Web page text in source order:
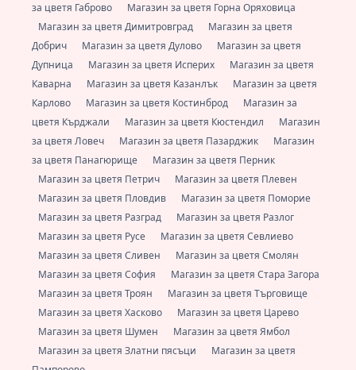
за цветя Габрово
Магазин за цветя Горна Оряховица
Магазин за цветя Димитровград
Магазин за цветя
Добрич
Магазин за цветя Дулово
Магазин за цветя
Дупница
Магазин за цветя Исперих
Магазин за цветя
Каварна
Магазин за цветя Казанлък
Магазин за цветя
Карлово
Магазин за цветя Костинброд
Магазин за
цветя Кърджали
Магазин за цветя Кюстендил
Магазин
за цветя Ловеч
Магазин за цветя Пазарджик
Магазин
за цветя Панагюрище
Магазин за цветя Перник
Магазин за цветя Петрич
Магазин за цветя Плевен
Магазин за цветя Пловдив
Магазин за цветя Поморие
Магазин за цветя Разград
Магазин за цветя Разлог
Магазин за цветя Русе
Магазин за цветя Севлиево
Магазин за цветя Сливен
Магазин за цветя Смолян
Магазин за цветя София
Магазин за цветя Стара Загора
Магазин за цветя Троян
Магазин за цветя Търговище
Магазин за цветя Хасково
Магазин за цветя Царево
Магазин за цветя Шумен
Магазин за цветя Ямбол
Магазин за цветя Златни пясъци
Магазин за цветя